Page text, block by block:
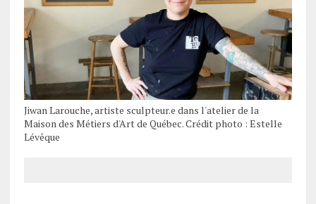
Jiwan Larouche, artiste sculpteur.e dans l'atelier de la
Maison des Métiers d'Art de Québec. Crédit photo : Estelle
Lévêque